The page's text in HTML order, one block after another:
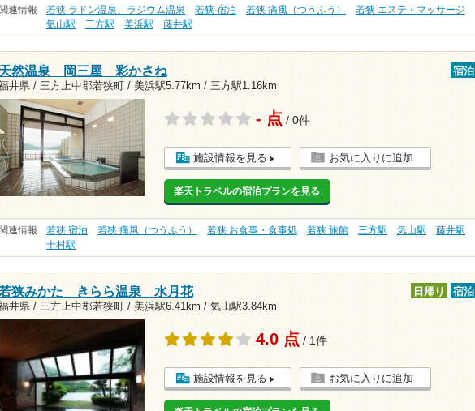
関連情報 若狭 ラドン温泉、ラジウム温泉 若狭 宿泊 若狭 痛風（つうふう）
若狭 エステ・マッサージ
気山駅
三方駅 美浜駅 藤井駅
天然温泉 岡三屋 彩かさね
井県 / 三方上中郡若狭町 / 美浜駅5.77km / 三方駅1.16km
宿泊
- 点 / 0件
施設情報を見る お気に入りに追加
楽天トラベルの宿泊プランを見る
関連情報 若狭 宿泊 若狭 痛風（つうふう） 若狭 お食事・食事処 若狭 旅館 三方駅 気山駅
藤井駅
十村駅
狭みかた きらら温泉 水月花
井県 / 三方上中郡若狭町 / 美浜駅6.41km / 気山駅3.84km
日帰り 宿泊
4.0 点 / 1件
施設情報を見る お気に入りに追加